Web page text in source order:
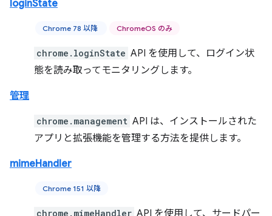
loginState
Chrome 78 以降 ChromeOS のみ
chrome.loginState API を使用して、ログイン状
態を読み取ってモニタリングします。
管理
chrome.management API は、インストールされた
アプリと拡張機能を管理する方法を提供します。
mimeHandler
Chrome 151 以降
chrome.mimeHandler API を使用して、サードパー